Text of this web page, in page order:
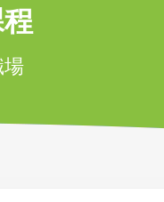
場